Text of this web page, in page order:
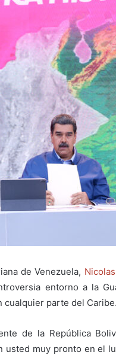
de Venezuela,
entorno a la
cualquier parte del Caribe.
de la República
muy pronto en el